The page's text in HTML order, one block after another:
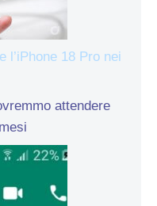
l’iPhone 18 Pro nei
attendere